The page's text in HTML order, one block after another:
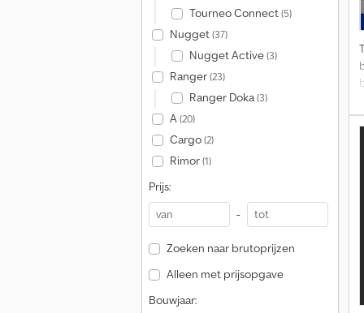
Tourneo Connect(5)
Nugget(37)
Nugget Active(3)
Ranger(23)
Ranger Doka(3)
A(20)
Cargo(2)
Rimor(1)
Prijs:
-
Zoeken naar brutoprijzen
Alleen met prijsopgave
Bouwjaar: